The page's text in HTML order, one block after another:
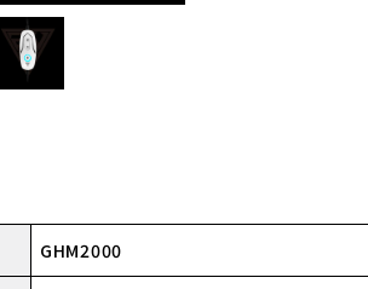
GHM2000